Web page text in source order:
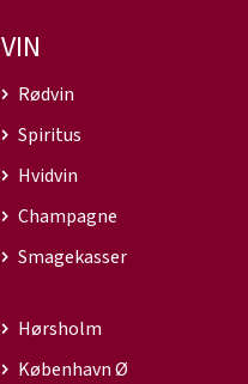
VIN
Rødvin
Spiritus
Hvidvin
Champagne
Smagekasser
Hørsholm
København Ø